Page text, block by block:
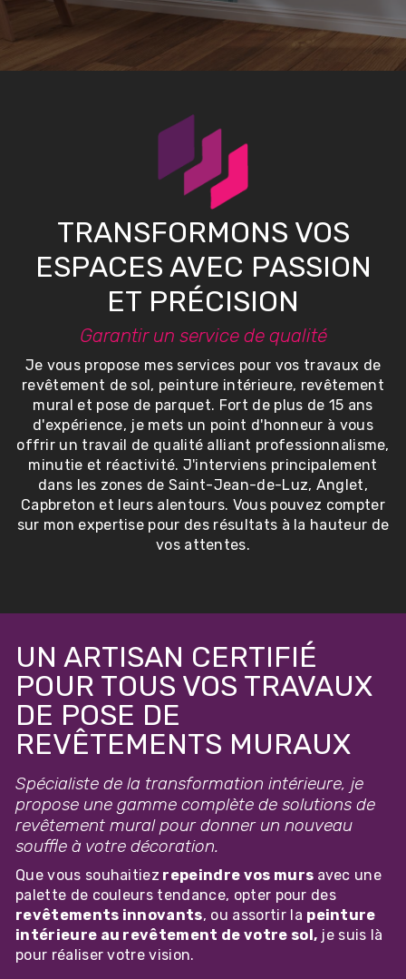
TRANSFORMONS VOS
ESPACES AVEC PASSION
ET PRÉCISION
Garantir un service de qualité
Je vous propose mes services pour vos travaux de
revêtement de sol, peinture intérieure, revêtement
mural et pose de parquet. Fort de plus de 15 ans
d'expérience, je mets un point d'honneur à vous
offrir un travail de qualité alliant professionnalisme,
minutie et réactivité. J'interviens principalement
dans les zones de Saint-Jean-de-Luz, Anglet,
Capbreton et leurs alentours. Vous pouvez compter
sur mon expertise pour des résultats à la hauteur de
vos attentes.
UN ARTISAN CERTIFIÉ
POUR TOUS VOS TRAVAUX
DE POSE DE
REVÊTEMENTS MURAUX
Spécialiste de la transformation intérieure, je
propose une gamme complète de solutions de
revêtement mural pour donner un nouveau
souffle à votre décoration.
Que vous souhaitiez repeindre vos murs avec une
palette de couleurs tendance, opter pour des
revêtements innovants, ou assortir la peinture
intérieure au revêtement de votre sol, je suis là
pour réaliser votre vision.